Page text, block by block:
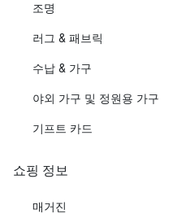
조명
러그 & 패브릭
수납 & 가구
야외 가구 및 정원용 가구
기프트 카드
쇼핑 정보
매거진